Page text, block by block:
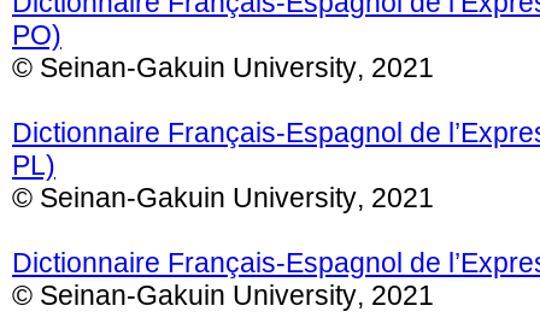
PO)
© Seinan-Gakuin University, 2021
Dictionnaire Français-Espagnol de
PL)
© Seinan-Gakuin University, 2021
Dictionnaire Français-Espagnol de
© Seinan-Gakuin University, 2021